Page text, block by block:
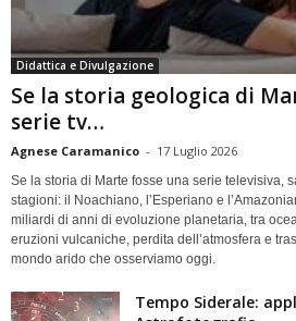
Didattica e Divulgazione
Se la storia geologica di
serie tv…
Agnese Caramanico - 17 Luglio 2026
Se la storia di Marte fosse una serie televisiva,
stagioni: il Noachiano, l’Esperiano e
miliardi di anni di evoluzione planetaria, tra
eruzioni vulcaniche, perdita dell’atmosfera e
mondo arido che osserviamo oggi.
Tempo Siderale: